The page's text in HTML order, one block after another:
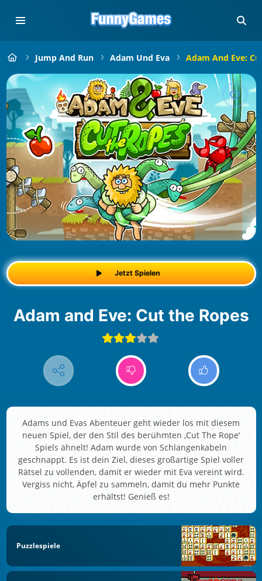
Jump And Run Adam Und Eva Adam And Eve:
Jetzt Spielen
Adam and Eve: Cut the Ropes
Adams und Evas Abenteuer geht wieder los mit diesem
neuen Spiel, der den Stil des berühmten ‚Cut The Rope‘
Spiels ähnelt! Adam wurde von Schlangenkabeln
geschnappt. Es ist dein Ziel, dieses großartige Spiel voller
Rätsel zu vollenden, damit er wieder mit Eva vereint wird.
Vergiss nicht, Äpfel zu sammeln, damit du mehr Punkte
erhältst! Genieß es!
Puzzlespiele